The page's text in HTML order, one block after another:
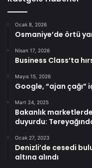
Ocak 8, 2026
Osmaniye’de örtü
Nisan 17, 2026
Business Class’ta
Mayıs 15, 2026
Google, “ajan çağı”
Mart 24, 2025
Bakanlık
duyurdu:
Ocak 27, 2023
Denizli’de cesedi
altına alındı